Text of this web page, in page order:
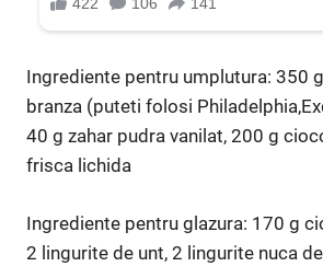
Ingrediente pentru umplutura: 350
branza (puteti folosi
40 g zahar pudra vanilat, 200 g
frisca lichida
Ingrediente pentru glazura: 170 g
2 lingurite de unt, 2 lingurite nuca